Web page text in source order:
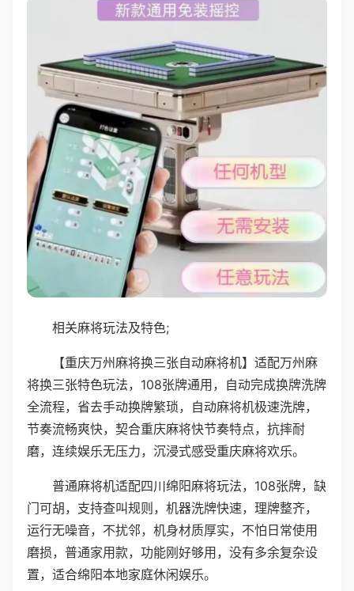
相关麻将玩法及特色;
【重庆万州麻将换三张自动麻将机】适配万州麻
将换三张特色玩法，108张牌通用，自动完成换牌洗牌
全流程，省去手动换牌繁琐，自动麻将机极速洗牌，
节奏流畅爽快，契合重庆麻将快节奏特点，抗摔耐
磨，连续娱乐无压力，沉浸式感受重庆麻将欢乐。
普通麻将机适配四川绵阳麻将玩法，108张牌，缺
门可胡，支持查叫规则，机器洗牌快速，理牌整齐，
运行无噪音，不扰邻，机身材质厚实，不怕日常使用
磨损，普通家用款，功能刚好够用，没有多余复杂设
置，适合绵阳本地家庭休闲娱乐。